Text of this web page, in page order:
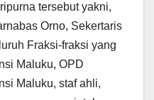
tersebut yakni,
Orno, Sekertaris
Fraksi-fraksi yang
Maluku, OPD
Maluku, staf ahli,